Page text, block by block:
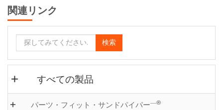
関連リンク
検索
すべての製品
パーツ・フィット・サンドパイパー―®